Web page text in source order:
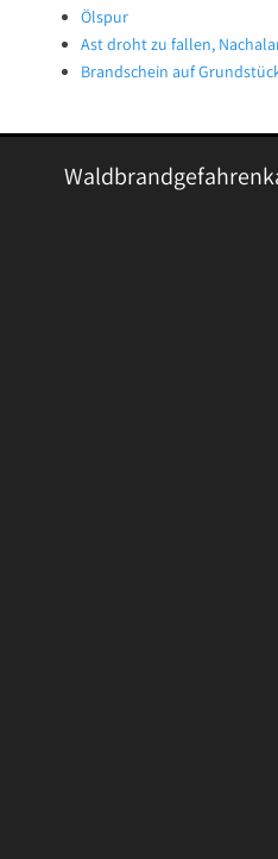
Ölspur
Ast droht zu fallen,
Brandschein auf